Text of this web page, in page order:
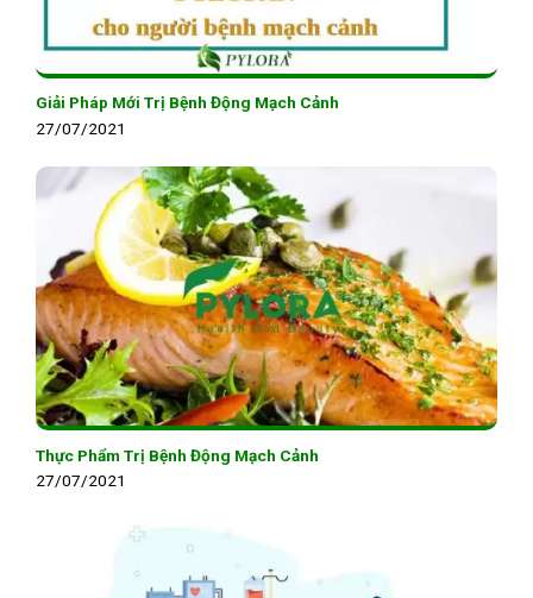
Giải Pháp Mới Trị Bệnh Động Mạch Cảnh
27/07/2021
Thực Phẩm Trị Bệnh Động Mạch Cảnh
27/07/2021